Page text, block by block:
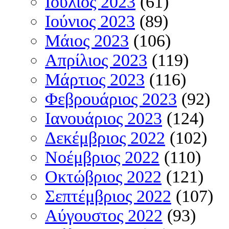
Ιούνιος 2023 (89)
Μάιος 2023 (106)
Απρίλιος 2023 (119)
Μάρτιος 2023 (116)
Φεβρουάριος 2023 (92)
Ιανουάριος 2023 (124)
Δεκέμβριος 2022 (102)
Νοέμβριος 2022 (110)
Οκτώβριος 2022 (121)
Σεπτέμβριος 2022 (107)
Αύγουστος 2022 (93)